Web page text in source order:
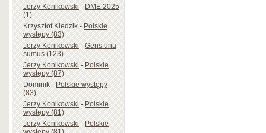
Jerzy Konikowski-DME 2025
(1)
Krzysztof Kledzik-Polskie
występy (83)
Jerzy Konikowski-Gens una
sumus (123)
Jerzy Konikowski-Polskie
występy (87)
Dominik-Polskie występy
(83)
Jerzy Konikowski-Polskie
występy (81)
Jerzy Konikowski-Polskie